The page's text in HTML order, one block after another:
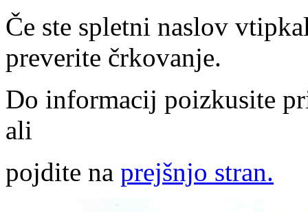
Če ste spletni naslov
preverite črkovanje.
Do informacij poizkusite
ali
pojdite na prejšnjo stran.